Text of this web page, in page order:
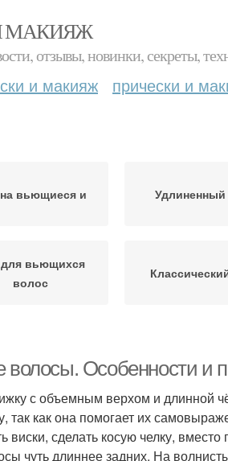
МАКИЯЖ
отзывы, новинки, секреты,
и макияж прически и
вьющиеся и
вьющихся
волос
стрижки
волосы. Особенности и
с объемным верхом и
так как она помогает их
сделать косую челку,
чуть длиннее задних. На